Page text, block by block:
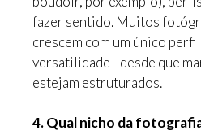
fazer sentido. Muitos
crescem com um único
versatilidade - desde que
estejam estruturados.
4. Qual nicho da